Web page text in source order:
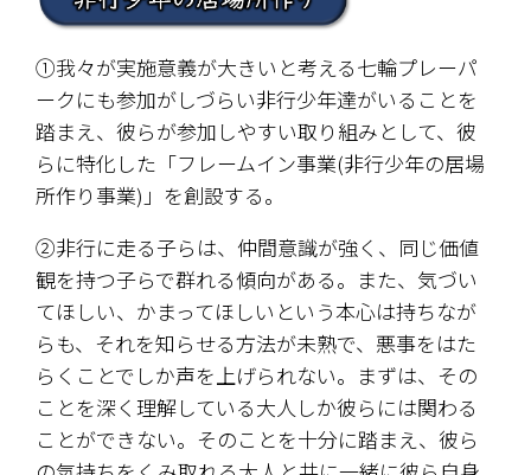
①我々が実施意義が大きいと考える七輪プレーパ
ークにも参加がしづらい非行少年達がいることを
踏まえ、彼らが参加しやすい取り組みとして、彼
らに特化した「フレームイン事業(非行少年の居場
所作り事業)」を創設する。
②非行に走る子らは、仲間意識が強く、同じ価値
観を持つ子らで群れる傾向がある。また、気づい
てほしい、かまってほしいという本心は持ちなが
らも、それを知らせる方法が未熟で、悪事をはた
らくことでしか声を上げられない。まずは、その
ことを深く理解している大人しか彼らには関わる
ことができない。そのことを十分に踏まえ、彼ら